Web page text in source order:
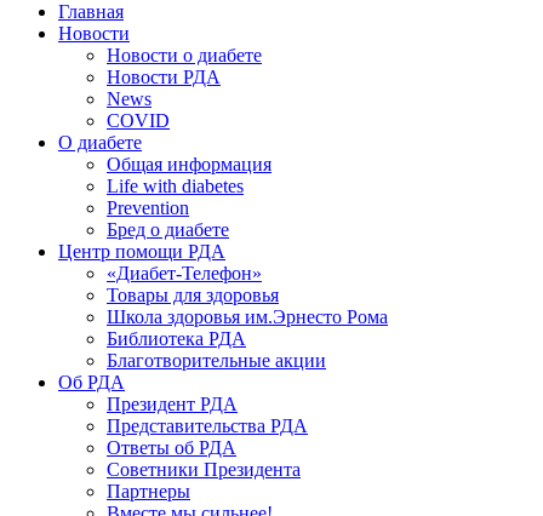
Главная
Новости
Новости о диабете
Новости РДА
News
COVID
О диабете
Общая информация
Life with diabetes
Prevention
Бред о диабете
Центр помощи РДА
«Диабет-Телефон»
Товары для здоровья
Школа здоровья им.Эрнесто Рома
Библиотека РДА
Благотворительные акции
Об РДА
Президент РДА
Представительства РДА
Ответы об РДА
Советники Президента
Партнеры